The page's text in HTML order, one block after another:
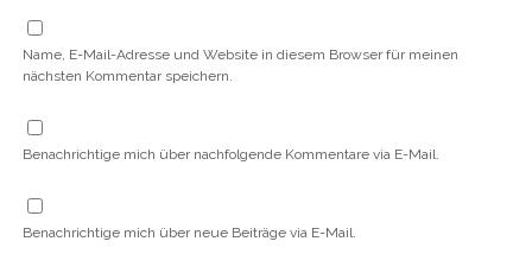
Name, E-Mail-Adresse und Website in diesem Browser für meinen
nächsten Kommentar speichern.
Benachrichtige mich über nachfolgende Kommentare via E-Mail.
Benachrichtige mich über neue Beiträge via E-Mail.